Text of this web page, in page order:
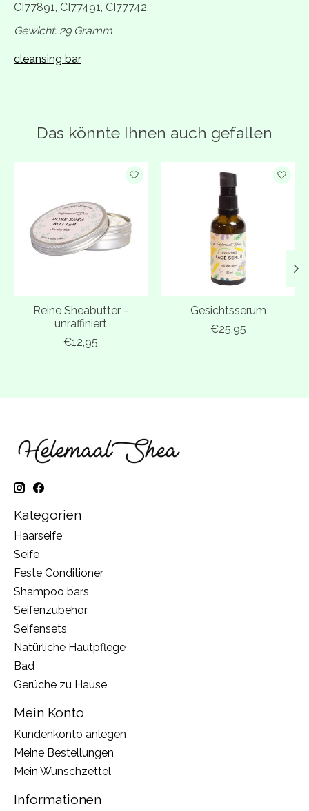
CI77891, CI77491, CI77742.
Gewicht: 29 Gramm
cleansing bar
Das könnte Ihnen auch gefallen
Produkt-Karussell-Artikel
Reine Sheabutter -
unraffiniert
€12,95
Gesichtsserum
€25,95
Kategorien
Haarseife
Seife
Feste Conditioner
Shampoo bars
Seifenzubehör
Seifensets
Natürliche Hautpflege
Bad
Gerüche zu Hause
Mein Konto
Kundenkonto anlegen
Meine Bestellungen
Mein Wunschzettel
Informationen